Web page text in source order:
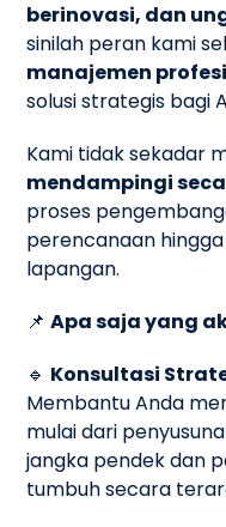
berinovasi, dan
sinilah peran kami
manajemen
solusi strategis bagi
Kami tidak sekadar
mendampingi
proses
perencanaan
lapangan.
📌Apa saja yang
🔹 Konsultasi
Membantu Anda
mulai dari
jangka pendek dan
tumbuh secara